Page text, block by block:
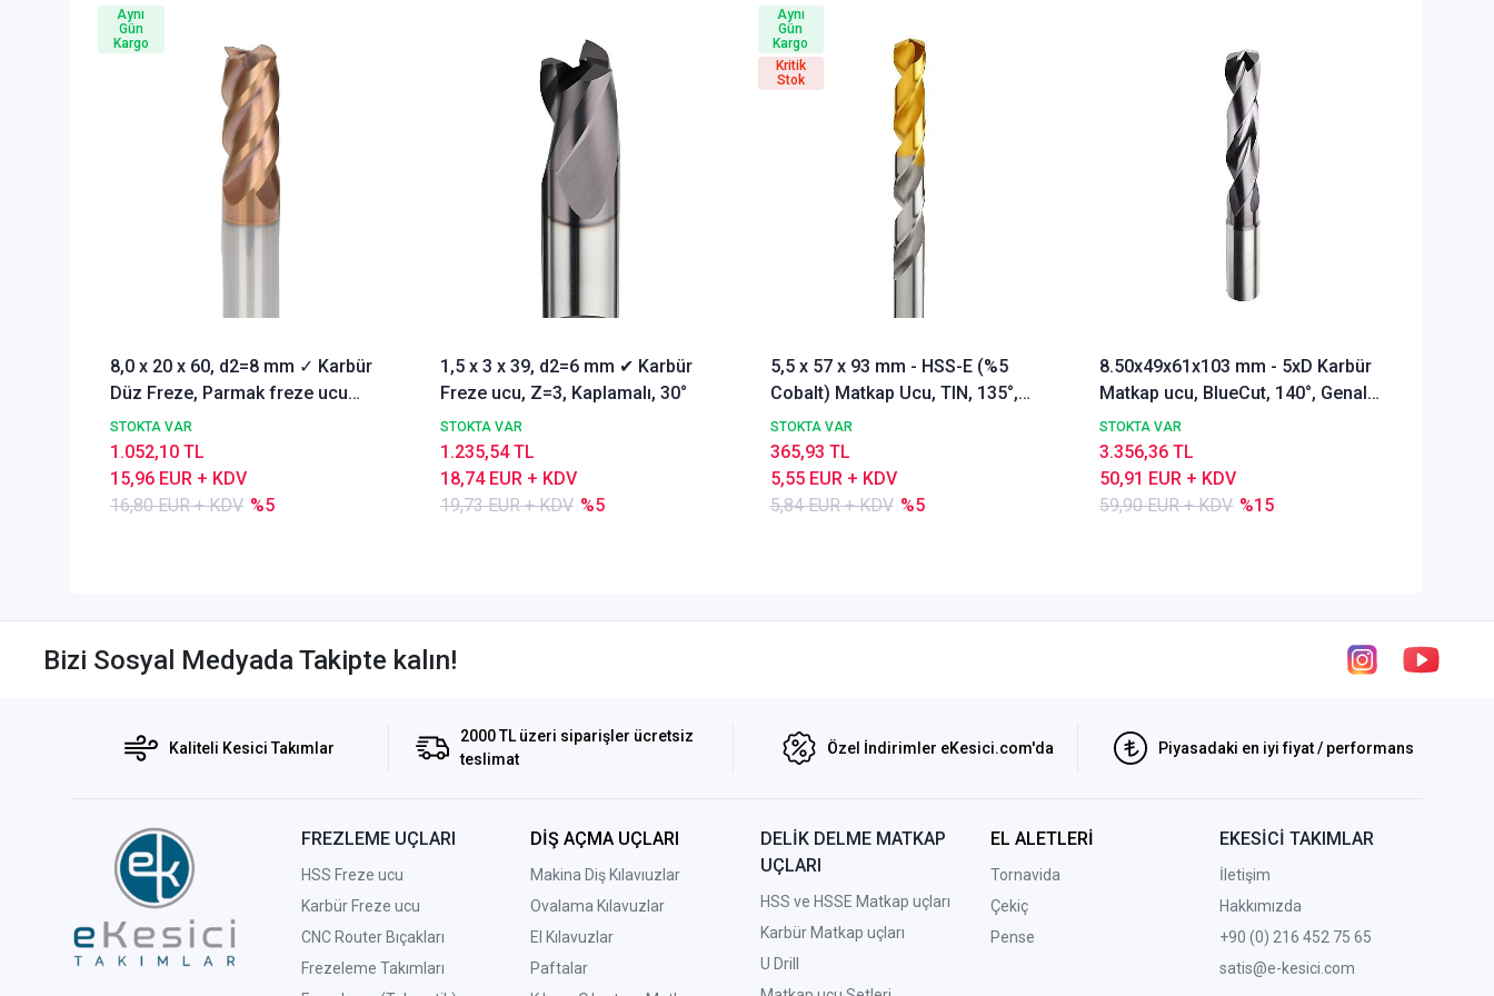
8,0 x 20 x 60, d2=8 mm ✓ Karbür
Düz Freze, Parmak freze ucu
Z=4,TiSiN Kaplamalı
STOKTA VAR
16,80 EUR + KDV %5
15,96 EUR + KDV
1.052,10 TL
Aynı
Gün
Kargo
1,5 x 3 x 39, d2=6 mm ✔ Karbür
Freze ucu, Z=3, Kaplamalı, 30°
STOKTA VAR
19,73 EUR + KDV %5
18,74 EUR + KDV
1.235,54 TL
5,5 x 57 x 93 mm - HSS-E (%5
Cobalt) Matkap Ucu, TIN, 135°,
DIN338 Delik Delme ucu,
Nachreiner
STOKTA VAR
5,84 EUR + KDV %5
5,55 EUR + KDV
365,93 TL
Aynı
Gün
Kargo
Kritik
Stok
8.50x49x61x103 mm - 5xD Karbür
Matkap ucu, BlueCut, 140°, Genal
amaçlı
STOKTA VAR
59,90 EUR + KDV %15
50,91 EUR + KDV
3.356,36 TL
Bizi Sosyal Medyada Takipte kalın!
Kaliteli Kesici Takımlar
2000 TL üzeri siparişler ücretsiz
teslimat
Özel İndirimler eKesici.com'da Piyasadaki en iyi fiyat / performans
FREZLEME UÇLARI
HSS Freze ucu
Karbür Freze ucu
CNC Router Bıçakları
Frezeleme Takımları
DİŞ AÇMA UÇLARI
Makina Diş Kılavıuzlar
Ovalama Kılavuzlar
El Kılavuzlar
Paftalar
DELİK DELME MATKAP
UÇLARI
HSS ve HSSE Matkap uçları
Karbür Matkap uçları
U Drill
EL ALETLERİ
Tornavida
Çekiç
Pense
EKESİCİ TAKIMLAR
İletişim
Hakkımızda
+90 (0) 216 452 75 65
satis@e-kesici.com